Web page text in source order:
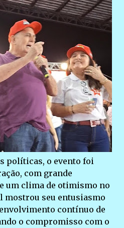
políticas, o evento foi
com grande
um clima de otimismo no
mostrou seu entusiasmo
contínuo de
o compromisso com o